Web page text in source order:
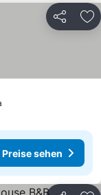
Teilen
Preise sehen